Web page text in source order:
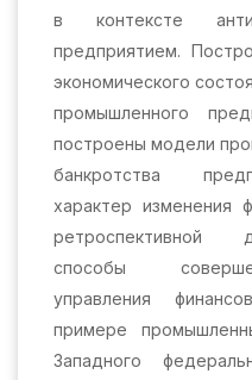
в контексте
предприятием.
экономического
промышленного
построены модели
банкротства
характер изменения
ретроспективной
способы
управления
примере
Западного